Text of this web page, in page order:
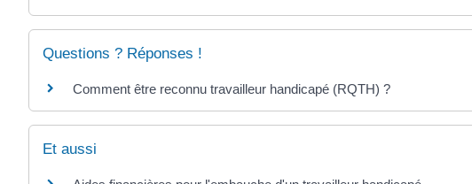
Questions ? Réponses !
Comment être reconnu travailleur handicapé (RQTH) ?
Et aussi